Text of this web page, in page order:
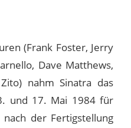
(Frank Foster, Jerry
Dave Matthews,
nahm Sinatra das
und 17. Mai 1984 für
der Fertigstellung